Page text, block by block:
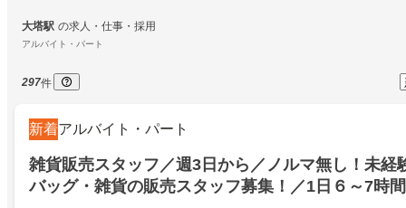
大塔駅 の求人・仕事・採用
アルバイト・パート
297件
新着アルバイト・パート
雑貨販売スタッフ／週3日から／ノルマ無し！未経
バッグ・雑貨の販売スタッフ募集！／1日６～7時